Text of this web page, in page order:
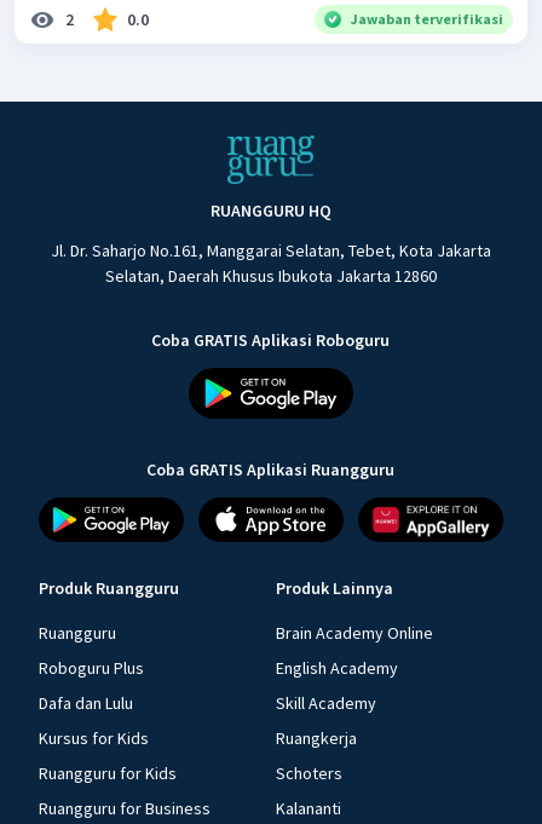
2 0.0 Jawaban terverifikasi
RUANGGURU HQ
Jl. Dr. Saharjo No.161, Manggarai Selatan, Tebet, Kota Jakarta
Selatan, Daerah Khusus Ibukota Jakarta 12860
Coba GRATIS Aplikasi Roboguru
Coba GRATIS Aplikasi Ruangguru
Produk Ruangguru
Ruangguru
Roboguru Plus
Dafa dan Lulu
Kursus for Kids
Ruangguru for Kids
Ruangguru for Business
Produk Lainnya
Brain Academy Online
English Academy
Skill Academy
Ruangkerja
Schoters
Kalananti